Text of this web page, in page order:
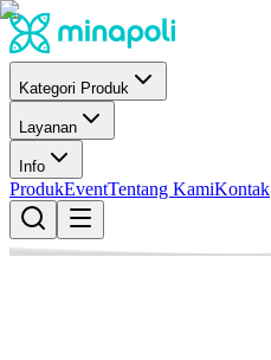
Kategori Produk
Layanan
Info
ProdukEventTentang KamiKontak